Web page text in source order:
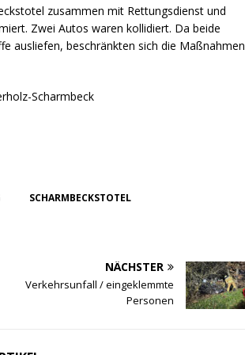
zusammen mit Rettungsdienst und
Zwei Autos waren kollidiert. Da beide
ausliefen, beschränkten sich die Maßnahmen
Scharmbeck
SCHARMBECKSTOTEL
NÄCHSTER
Verkehrsunfall / eingeklemmte
Personen